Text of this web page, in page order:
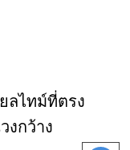
ลไทม์ที่ตรง
งกว้าง